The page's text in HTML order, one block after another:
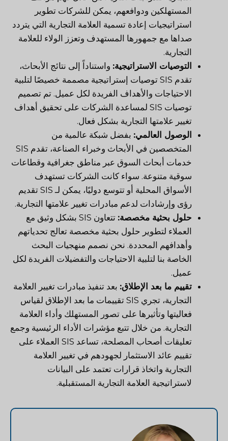
المستهلكين ودوافعهم، يمكن للشركات تطوير
استراتيجيات إعادة تسمية العلامة التجارية التي يتردد
صداها مع جمهورها المستهدف وتعزز الولاء للعلامة
التجارية.
التوصيات الاستراتيجية: واستناداً إلى نتائج الأبحاث،
تقدم SIS توصيات إستراتيجية مصممة خصيصًا لتلبية
الاحتياجات والأهداف الفريدة لكل عميل. تم تصميم
توصيات SIS لمساعدة الشركات على تحقيق أهداف
تغيير علامتها التجارية بشكل فعال.
الوصول العالمي: بفضل شبكة عالمية من
المتخصصين في الأبحاث وخبراء الصناعة، تقدم SIS
خدمات أبحاث السوق عبر مناطق جغرافية وقطاعات
سوقية متنوعة. سواء كانت الشركات تستهدف
الأسواق المحلية أو تتوسع دوليًا، يمكن لـ SIS تقديم
رؤى وإرشادات لدعم مبادرات تغيير علامتها التجارية.
حلول بحثية مخصصة:
تتعاون SIS بشكل وثيق مع
العملاء لتطوير حلول بحثية مخصصة تعالج تحدياتهم
وأهدافهم المحددة. نحن نصمم منهجيات البحث
الخاصة بنا لتلبية الاحتياجات والتفضيلات الفريدة لكل
عميل.
تقييم ما بعد الإطلاق: بعد تنفيذ مبادرات تغيير العلامة
التجارية، تجري SIS تقييمات ما بعد الإطلاق لقياس
فعاليتها وتأثيرها على تصور المستهلك وأداء العلامة
التجارية. من خلال تتبع مؤشرات الأداء الرئيسية وجمع
تعليقات أصحاب المصلحة، تساعد SIS العملاء على
تقييم عائد الاستثمار لجهودهم في تغيير العلامة
التجارية واتخاذ قرارات تعتمد على البيانات
لاستراتيجية العلامة التجارية المستقبلية.